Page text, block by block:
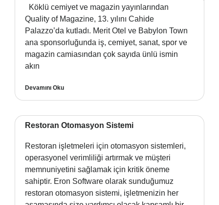
Köklü cemiyet ve magazin yayınlarından
Quality of Magazine, 13. yılını Cahide
Palazzo’da kutladı. Merit Otel ve Babylon Town
ana sponsorluğunda iş, cemiyet, sanat, spor ve
magazin camiasından çok sayıda ünlü ismin
akın
Devamını Oku
Restoran Otomasyon Sistemi
Restoran işletmeleri için otomasyon sistemleri,
operasyonel verimliliği artırmak ve müşteri
memnuniyetini sağlamak için kritik öneme
sahiptir. Eron Software olarak sunduğumuz
restoran otomasyon sistemi, işletmenizin her